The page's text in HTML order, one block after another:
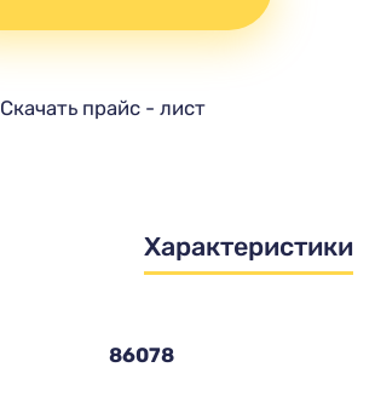
Скачать прайс - лист
Характеристики
86078